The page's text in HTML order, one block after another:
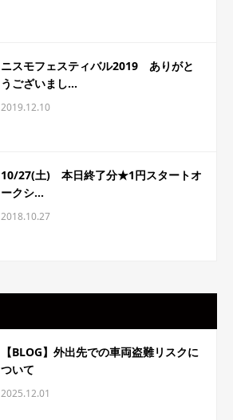
ニスモフェスティバル2019 ありがと
うございまし...
2019.12.10
10/27(土) 本日終了分★1円スタートオ
ークシ...
2018.10.27
【BLOG】外出先での車両盗難リスクに
ついて
2025.12.01